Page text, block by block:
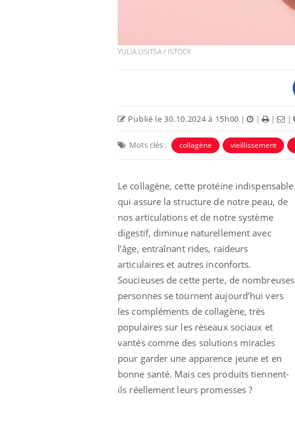
YULIA LISITSA / ISTOCK
Publié le 30.10.2024 à 15h00 | | | |
Mots clés : collagène vieillissement
Le collagène, cette protéine indispensable
qui assure la structure de notre peau, de
nos articulations et de notre système
digestif, diminue naturellement avec
l’âge, entraînant rides, raideurs
articulaires et autres inconforts.
Soucieuses de cette perte, de nombreuses
personnes se tournent aujourd’hui vers
les compléments de collagène, très
populaires sur les réseaux sociaux et
vantés comme des solutions miracles
pour garder une apparence jeune et en
bonne santé. Mais ces produits tiennent-
ils réellement leurs promesses ?